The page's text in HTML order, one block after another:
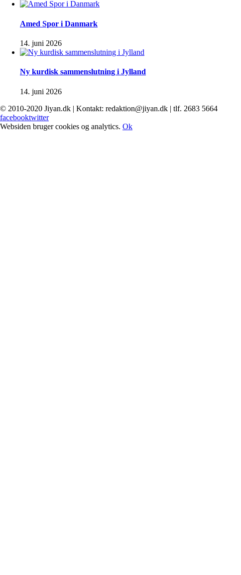
Amed Spor i Danmark
14. juni 2026
Ny kurdisk sammenslutning i Jylland
14. juni 2026
© 2010-2020 Jiyan.dk | Kontakt: redaktion@jiyan.dk | tlf. 2683 5664
facebooktwitter
Websiden bruger cookies og analytics. Ok